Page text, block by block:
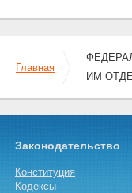
Главная
ИМ
Законодательство
Конституция
Кодексы